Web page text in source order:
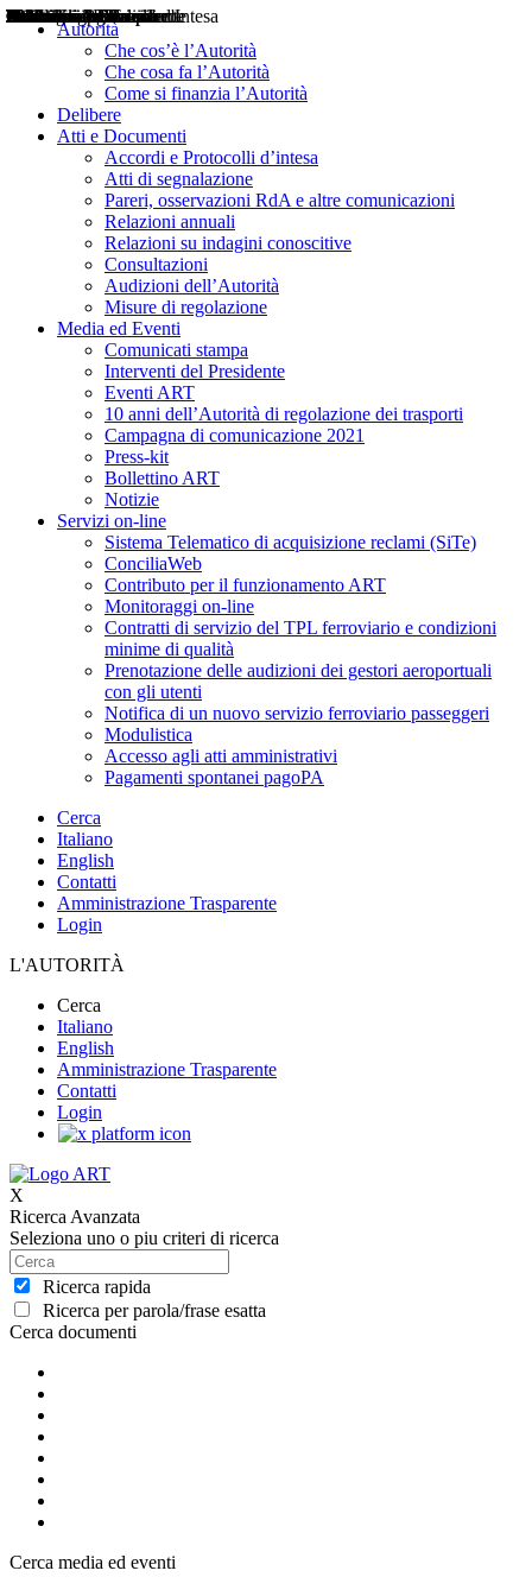
Autorità
Che cos’è l’Autorità
Che cosa fa l’Autorità
Come si finanzia l’Autorità
Delibere
Atti e Documenti
Accordi e Protocolli d’intesa
Atti di segnalazione
Pareri, osservazioni RdA e altre comunicazioni
Relazioni annuali
Relazioni su indagini conoscitive
Consultazioni
Audizioni dell’Autorità
Misure di regolazione
Media ed Eventi
Comunicati stampa
Interventi del Presidente
Eventi ART
10 anni dell’Autorità di regolazione dei trasporti
Campagna di comunicazione 2021
Press-kit
Bollettino ART
Notizie
Servizi on-line
Sistema Telematico di acquisizione reclami (SiTe)
ConciliaWeb
Contributo per il funzionamento ART
Monitoraggi on-line
Contratti di servizio del TPL ferroviario e condizioni
minime di qualità
Prenotazione delle audizioni dei gestori aeroportuali
con gli utenti
Notifica di un nuovo servizio ferroviario passeggeri
Modulistica
Accesso agli atti amministrativi
Pagamenti spontanei pagoPA
Cerca
Italiano
English
Contatti
Amministrazione Trasparente
Login
L'AUTORITÀ
Cerca
Italiano
English
Amministrazione Trasparente
Contatti
Login
X
Ricerca Avanzata
Seleziona uno o piu criteri di ricerca
Ricerca rapida
Ricerca per parola/frase esatta
Cerca documenti
Delibere
Pareri
Consultazioni
Audizioni
Atti di Segnalazione
Accordi e Protocolli d'Intesa
Relazioni annuali
Misure di regolazione
Cerca media ed eventi
Notizie
Comunicati Stampa
Bollettini ART
Convegni ART
Interviste del Presidente
Articoli in primo piano
Interventi del Presidente
2004
2005
2010
2013
2014
2015
2016
2017
2018
2019
202
2020
2021
2022
2023
2024
2025
2026
Aereo
Marittimo
Terrestre